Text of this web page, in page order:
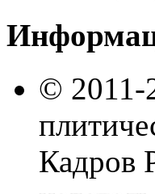
© 2011-
Кадров